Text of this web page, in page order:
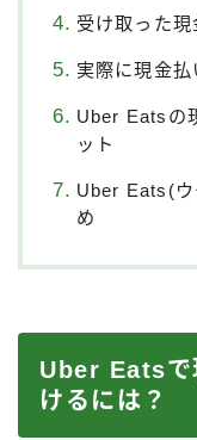
受け取った現
実際に現金
Uber Eatsの
ット
Uber Eats(ウ
め
Uber Eatsで
けるには？